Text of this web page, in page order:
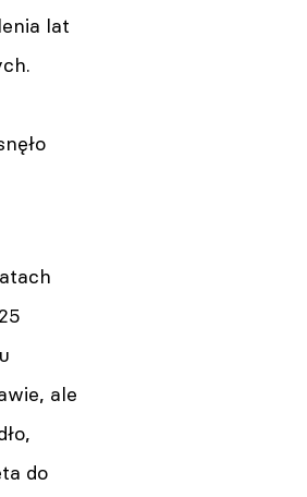
lat
ale
do